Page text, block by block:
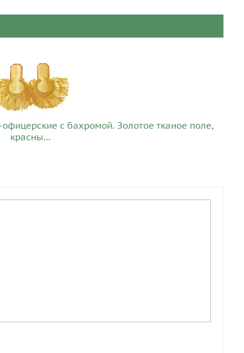
с бахромой. Золотое тканое поле,
красны...